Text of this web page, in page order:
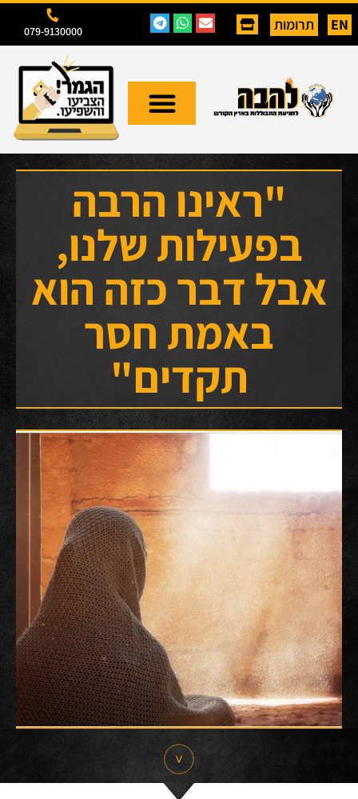
EN תרומות 079-9130000
"ראינו הרבה
בפעילות שלנו,
אבל דבר כזה הוא
באמת חסר
תקדים"